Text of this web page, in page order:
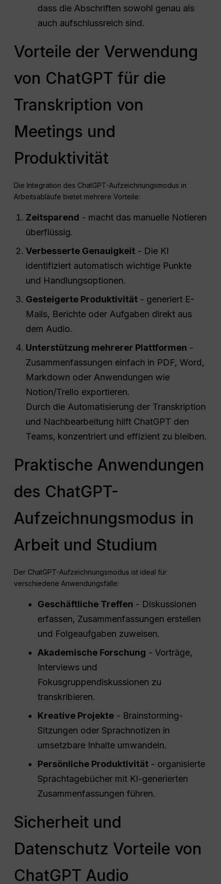
dass die Abschriften sowohl genau als
auch aufschlussreich sind.
Vorteile der Verwendung
von ChatGPT für die
Transkription von
Meetings und
Produktivität
Die Integration des ChatGPT-Aufzeichnungsmodus in
Arbeitsabläufe bietet mehrere Vorteile:
Zeitsparend - macht das manuelle Notieren
überflüssig.
Verbesserte Genauigkeit - Die KI
identifiziert automatisch wichtige Punkte
und Handlungsoptionen.
Gesteigerte Produktivität - generiert E-
Mails, Berichte oder Aufgaben direkt aus
dem Audio.
Unterstützung mehrerer Plattformen -
Zusammenfassungen einfach in PDF, Word,
Markdown oder Anwendungen wie
Notion/Trello exportieren.
Durch die Automatisierung der Transkription
und Nachbearbeitung hilft ChatGPT den
Teams, konzentriert und effizient zu bleiben.
Praktische Anwendungen
des ChatGPT-
Aufzeichnungsmodus in
Arbeit und Studium
Der ChatGPT-Aufzeichnungsmodus ist ideal für
verschiedene Anwendungsfälle:
Geschäftliche Treffen - Diskussionen
erfassen, Zusammenfassungen erstellen
und Folgeaufgaben zuweisen.
Akademische Forschung - Vorträge,
Interviews und
Fokusgruppendiskussionen zu
transkribieren.
Kreative Projekte - Brainstorming-
Sitzungen oder Sprachnotizen in
umsetzbare Inhalte umwandeln.
Persönliche Produktivität - organisierte
Sprachtagebücher mit KI-generierten
Zusammenfassungen führen.
Sicherheit und
Datenschutz Vorteile von
ChatGPT Audio